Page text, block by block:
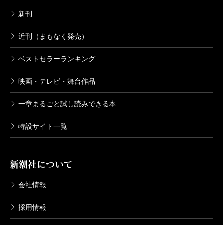
新刊
近刊（まもなく発売）
ベストセラーランキング
映画・テレビ・舞台作品
一章まるごと試し読みできる本
特設サイト一覧
新潮社について
会社情報
採用情報